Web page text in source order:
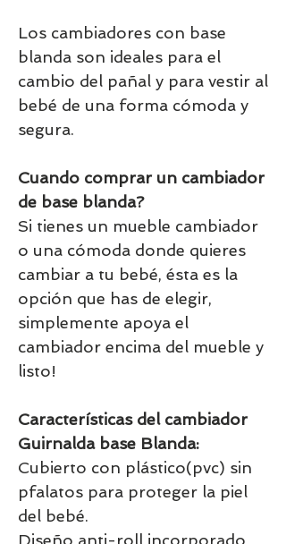
Los cambiadores con base
blanda son ideales para el
cambio del pañal y para vestir al
bebé de una forma cómoda y
segura.
Cuando comprar un cambiador
de base blanda?
Si tienes un mueble cambiador
o una cómoda donde quieres
cambiar a tu bebé, ésta es la
opción que has de elegir,
simplemente apoya el
cambiador encima del mueble y
listo!
Características del cambiador
Guirnalda base Blanda:
Cubierto con plástico(pvc) sin
pfalatos para proteger la piel
del bebé.
Diseño anti-roll incorporado